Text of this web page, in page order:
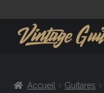
Accueil Guitares